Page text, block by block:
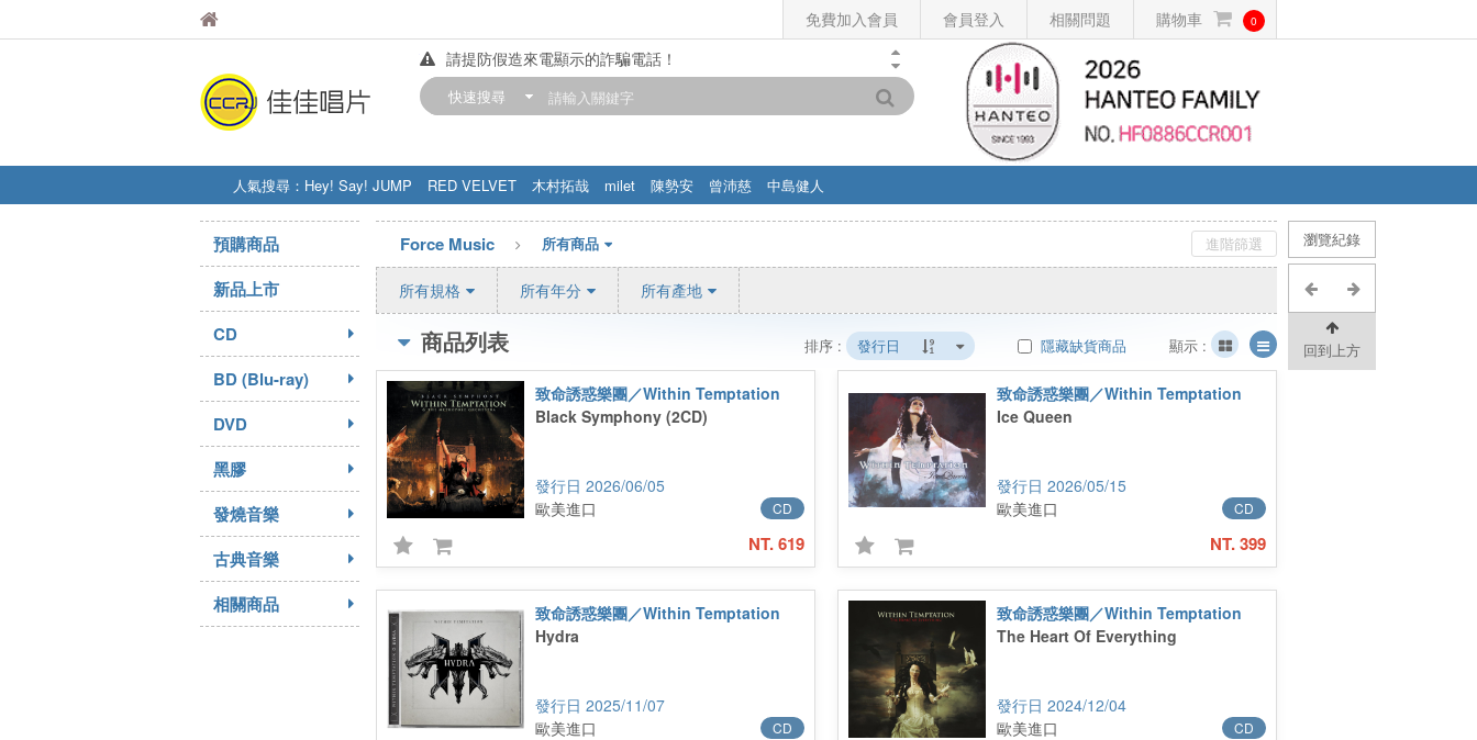
免費加入會員 會員登入 相關問題 購物車 0
佳佳唱片
請提防假造來電顯示的詐騙電話！
【中華門市營業時間調整公告】
快速搜尋
人氣搜尋： Hey! Say! JUMP RED VELVET 木村拓哉 milet 陳勢安 曾沛慈
中島健人
STRAY KIDS
盧廣仲 周杰伦
瀏覽紀錄
回到上方
預購商品
新品上市
CD
BD (Blu-ray)
DVD
黑膠
發燒音樂
古典音樂
相關商品
進階篩選
Force Music 所有商品
所有規格 所有年分 所有產地
排序 : 發行日 隱藏缺貨商品 顯示 :
商品列表
致命誘惑樂團／Within Temptation
Black Symphony (2CD)
2026/06/05
CD
歐美進口
NT. 619
致命誘惑樂團／Within Temptation
Ice Queen
2026/05/15
CD
歐美進口
NT. 399
致命誘惑樂團／Within Temptation
Hydra
2025/11/07
CD
歐美進口
致命誘惑樂團／Within Temptation
The Heart Of Everything
2024/12/04
CD
歐美進口